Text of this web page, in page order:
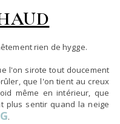
rien de hygge.
l'on sirote tout doucement
que l'on tient au creux
même en intérieur, que
plus sentir quand la neige
.